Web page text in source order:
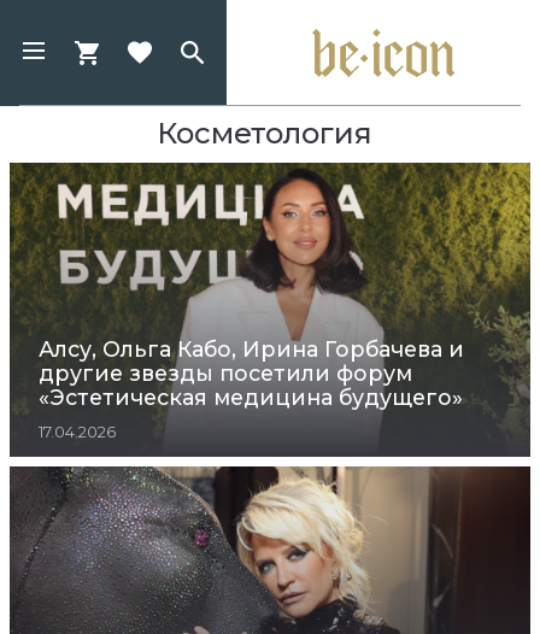
Косметология
Алсу, Ольга Кабо, Ирина Горбачева и
другие звезды посетили форум
«Эстетическая медицина будущего»
17.04.2026